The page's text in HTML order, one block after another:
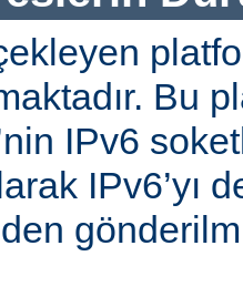
Bu
IPv6
IPv6’yı